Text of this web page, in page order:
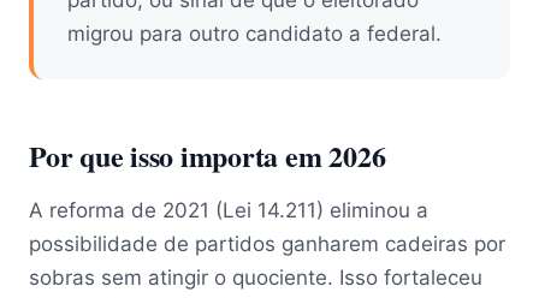
migrou para outro candidato a federal.
Por que isso importa em 2026
A reforma de 2021 (Lei 14.211) eliminou a
possibilidade de partidos ganharem cadeiras por
sobras sem atingir o quociente. Isso fortaleceu